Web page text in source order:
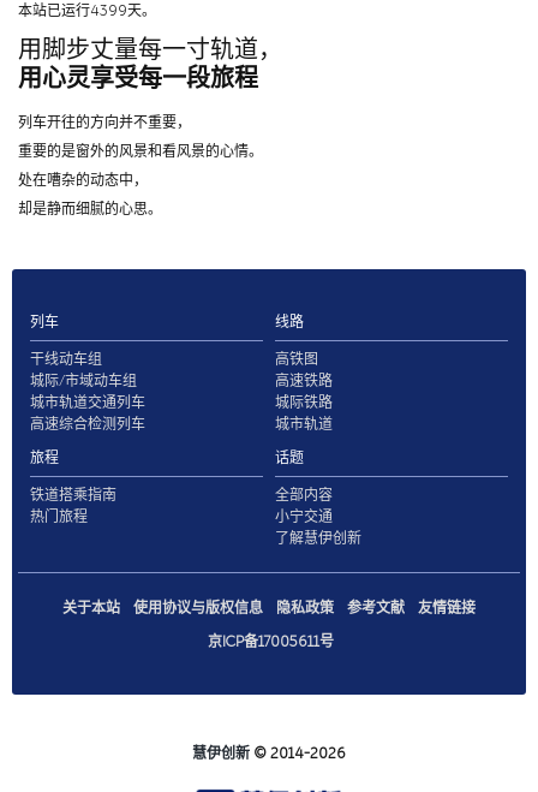
本站已运行4399天。
用脚步丈量每一寸轨道，
用心灵享受每一段旅程
列车开往的方向并不重要，
重要的是窗外的风景和看风景的心情。
处在嘈杂的动态中，
却是静而细腻的心思。
列车
干线动车组
城际/市域动车组
城市轨道交通列车
高速综合检测列车
线路
高铁图
高速铁路
城际铁路
城市轨道
旅程
铁道搭乘指南
热门旅程
话题
全部内容
小宁交通
了解慧伊创新
关于本站 使用协议与版权信息 隐私政策 参考文献
友情链接
京ICP备17005611号
慧伊创新 © 2014-2026